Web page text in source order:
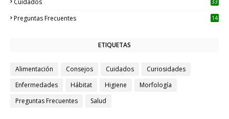
Cuidados
Preguntas Frecuentes 14
ETIQUETAS
Alimentación Consejos Cuidados
Curiosidades
Enfermedades
Hábitat Higiene
Morfología
Preguntas Frecuentes
Salud